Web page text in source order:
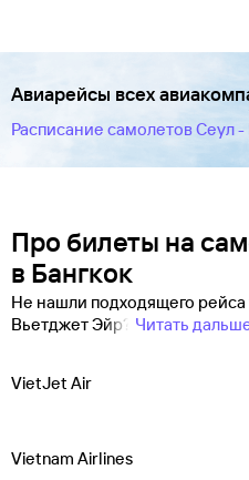
Авиарейсы всех
Расписание самолетов Сеул
Про билеты на
в Бангкок
Не нашли подходящего
Вьетджет Эйр? Читать
VietJet Air
Vietnam Airlines